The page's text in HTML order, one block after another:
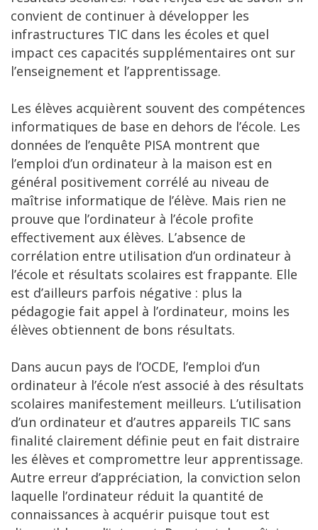
convient de continuer à développer les
infrastructures TIC dans les écoles et quel
impact ces capacités supplémentaires ont sur
l’enseignement et l’apprentissage.
Les élèves acquièrent souvent des compétences
informatiques de base en dehors de l’école. Les
données de l’enquête PISA montrent que
l’emploi d’un ordinateur à la maison est en
général positivement corrélé au niveau de
maîtrise informatique de l’élève. Mais rien ne
prouve que l’ordinateur à l’école profite
effectivement aux élèves. L’absence de
corrélation entre utilisation d’un ordinateur à
l’école et résultats scolaires est frappante. Elle
est d’ailleurs parfois négative : plus la
pédagogie fait appel à l’ordinateur, moins les
élèves obtiennent de bons résultats.
Dans aucun pays de l’OCDE, l’emploi d’un
ordinateur à l’école n’est associé à des résultats
scolaires manifestement meilleurs. L’utilisation
d’un ordinateur et d’autres appareils TIC sans
finalité clairement définie peut en fait distraire
les élèves et compromettre leur apprentissage.
Autre erreur d’appréciation, la conviction selon
laquelle l’ordinateur réduit la quantité de
connaissances à acquérir puisque tout est